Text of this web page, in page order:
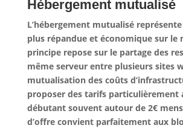
Hébergement mutualisé
L’hébergement mutualisé
plus répandue et économique sur le
principe repose sur le partage des
même serveur entre plusieurs sites
mutualisation des coûts
proposer des tarifs particulièrement
débutant souvent autour de 2€
d’offre convient parfaitement aux